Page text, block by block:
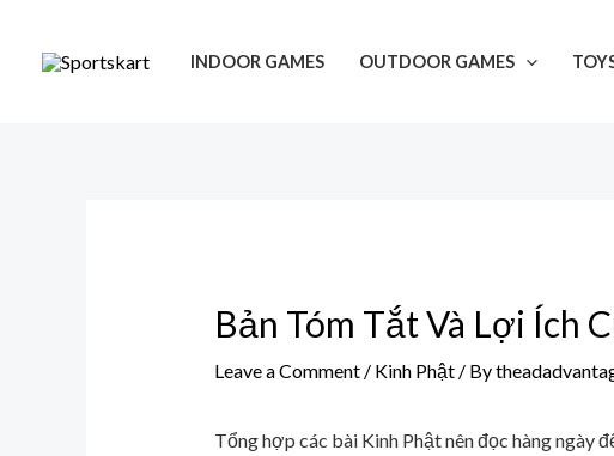
INDOOR GAMES OUTDOOR GAMES
Bản Tóm Tắt Và Lợi Ích
Leave a Comment / Kinh Phật/ By
Tổng hợp các bài Kinh Phật nên đọc hàng ngày
navigation